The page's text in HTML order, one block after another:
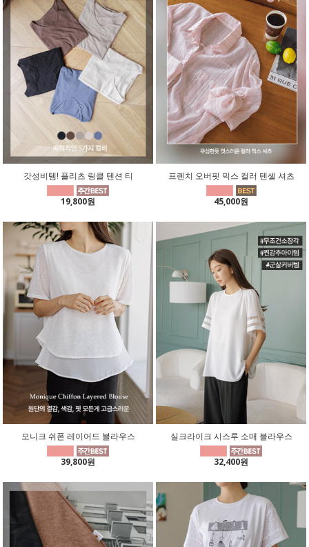
갓성비템! 플리츠 링클 텐션 티
19,800원
프렌치 오버핏 믹스 컬러 텐셀 셔츠
45,000원
모니크 쉬폰 레이어드 블라우스
39,800원
실크라이크 시스루 소매 블라우스
32,400원